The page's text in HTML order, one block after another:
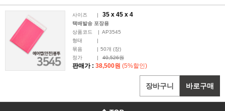
사이즈 35 x 45 x 4
택배발송 포장용
상품코드
AP3545
형태
묶음
50개 (장)
정가
40,526원
판매가 : 38,500원 (5%할인)
바로구매
장바구니